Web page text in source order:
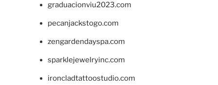
graduacionviu2023.com
pecanjackstogo.com
zengardendayspa.com
sparklejewelryinc.com
ironcladtattoostudio.com